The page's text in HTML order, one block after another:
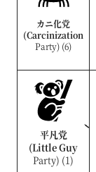
カニ化党
(Carcinization
Party) (6)
平凡党
(Little Guy
Party) (1)